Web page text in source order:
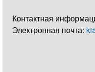
Контактная
Электронная почта: